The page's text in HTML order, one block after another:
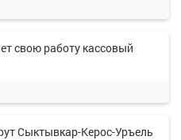
свою работу кассовый
Сыктывкар-Керос-Уръель